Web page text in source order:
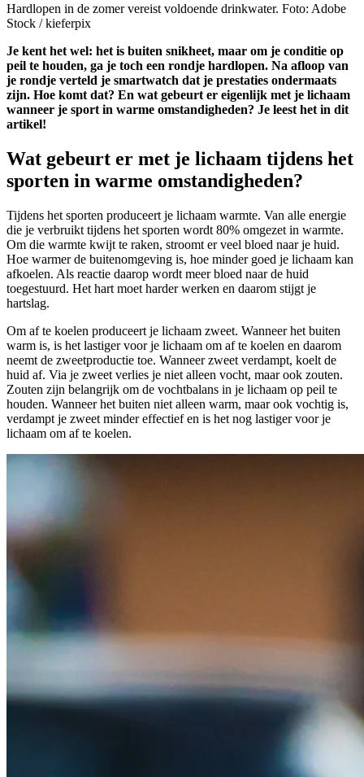
Hardlopen in de zomer vereist voldoende drinkwater. Foto: Adobe
Stock / kieferpix
Je kent het wel: het is buiten snikheet, maar om je conditie op
peil te houden, ga je toch een rondje hardlopen. Na afloop van
je rondje verteld je smartwatch dat je prestaties ondermaats
zijn. Hoe komt dat? En wat gebeurt er eigenlijk met je lichaam
wanneer je sport in warme omstandigheden? Je leest het in dit
artikel!
Wat gebeurt er met je lichaam tijdens het
sporten in warme omstandigheden?
Tijdens het sporten produceert je lichaam warmte. Van alle energie
die je verbruikt tijdens het sporten wordt 80% omgezet in warmte.
Om die warmte kwijt te raken, stroomt er veel bloed naar je huid.
Hoe warmer de buitenomgeving is, hoe minder goed je lichaam kan
afkoelen. Als reactie daarop wordt meer bloed naar de huid
toegestuurd. Het hart moet harder werken en daarom stijgt je
hartslag.
Om af te koelen produceert je lichaam zweet. Wanneer het buiten
warm is, is het lastiger voor je lichaam om af te koelen en daarom
neemt de zweetproductie toe. Wanneer zweet verdampt, koelt de
huid af. Via je zweet verlies je niet alleen vocht, maar ook zouten.
Zouten zijn belangrijk om de vochtbalans in je lichaam op peil te
houden. Wanneer het buiten niet alleen warm, maar ook vochtig is,
verdampt je zweet minder effectief en is het nog lastiger voor je
lichaam om af te koelen.